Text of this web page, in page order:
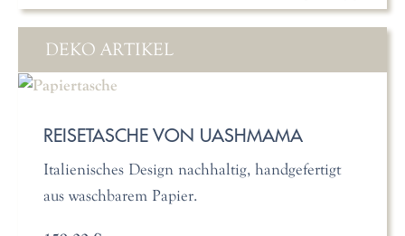
DEKO ARTIKEL
REISETASCHE VON UASHMAMA
Italienisches Design nachhaltig, handgefertigt
aus waschbarem Papier.